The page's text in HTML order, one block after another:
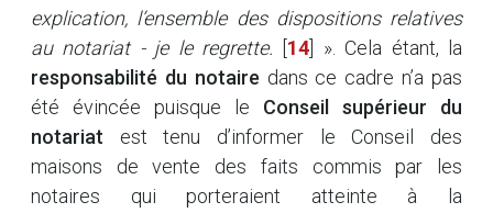
explication, l’ensemble des dispositions relatives
au notariat - je le regrette.
14
». Cela étant, la
responsabilité du notaire dans ce cadre n’a pas
été évincée puisque le Conseil supérieur du
notariat est tenu d’informer le Conseil des
maisons de vente des faits commis par les
notaires qui porteraient atteinte à la